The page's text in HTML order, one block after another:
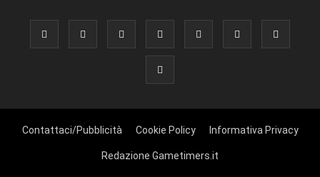
Contattaci/Pubblicità Cookie Policy Informativa Privacy
Redazione Gametimers.it